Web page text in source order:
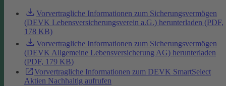
Vorvertragliche Informationen zum Sicherungsvermögen
(DEVK Lebensversicherungsverein a.G.) herunterladen (PDF,
178 KB)
Vorvertragliche Informationen zum Sicherungsvermögen
(DEVK Allgemeine Lebensversicherung AG) herunterladen
(PDF, 179 KB)
Vorvertragliche Informationen zum DEVK SmartSelect
Aktien Nachhaltig aufrufen